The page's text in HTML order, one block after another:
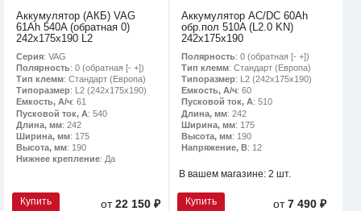
Аккумулятор (АКБ) VAG
61Ah 540A (обратная 0)
242x175x190 L2
Серия: VAG
Полярность: 0 (обратная [- +])
Тип клемм: Стандарт (Европа)
Типоразмер: L2 (242х175х190)
Емкость, А/ч: 61
Пусковой ток, А: 540
Длина, мм: 242
Ширина, мм: 175
Высота, мм: 190
Нижнее крепление: Да
Купить от22 150 ₽
Аккумулятор AC/DC 60Ah
обр.пол 510A (L2.0 KN)
242х175х190
Полярность: 0 (обратная [- +])
Тип клемм: Стандарт (Европа)
Типоразмер: L2 (242х175х190)
Емкость, А/ч: 60
Пусковой ток, А: 510
Длина, мм: 242
Ширина, мм: 175
Высота, мм: 190
Напряжение, В: 12
В вашем магазине: 2 шт.
Купить от7 490 ₽